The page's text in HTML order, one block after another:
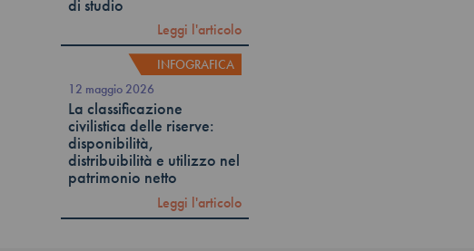
di studio
Leggi l'articolo
INFOGRAFICA
12 maggio 2026
La classificazione
civilistica delle riserve:
disponibilità,
distribuibilità e utilizzo nel
patrimonio netto
Leggi l'articolo